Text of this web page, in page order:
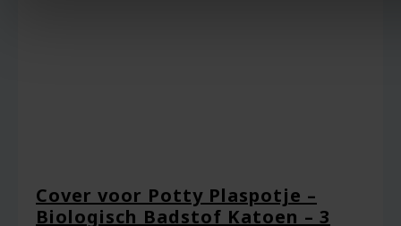
Cover voor Potty Plaspotje –
Biologisch Badstof Katoen – 3